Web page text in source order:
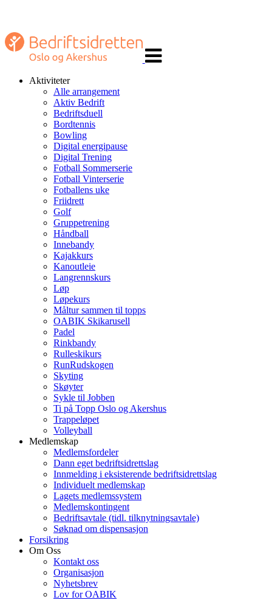
navigasjon
Aktiviteter
Alle arrangement
Aktiv Bedrift
Bedriftsduell
Bordtennis
Bowling
Digital energipause
Digital Trening
Fotball Sommerserie
Fotball Vinterserie
Fotballens uke
Friidrett
Golf
Gruppetrening
Håndball
Innebandy
Kajakkurs
Kanoutleie
Langrennskurs
Løp
Løpekurs
Måltur sammen til topps
OABIK Skikarusell
Padel
Rinkbandy
Rulleskikurs
RunRudskogen
Skyting
Skøyter
Sykle til Jobben
Ti på Topp Oslo og Akershus
Trappeløpet
Volleyball
Medlemskap
Medlemsfordeler
Dann eget bedriftsidrettslag
Innmelding i eksisterende bedriftsidrettslag
Individuelt medlemskap
Lagets medlemssystem
Medlemskontingent
Bedriftsavtale (tidl. tilknytningsavtale)
Søknad om dispensasjon
Forsikring
Om Oss
Kontakt oss
Organisasjon
Nyhetsbrev
Lov for OABIK